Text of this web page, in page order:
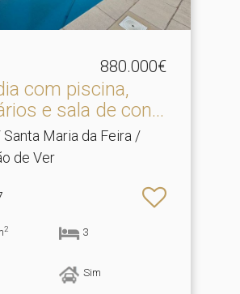
880.000€
com piscina,
e sala de con.​..
Maria da Feira /
de Ver
2 3
Sim